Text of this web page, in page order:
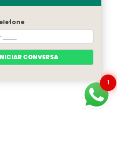
1
CONVERSA